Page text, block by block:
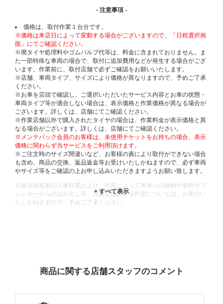
- 注意事項 -
価格は、取付作業１台分です。
※価格は来店日によって変動する場合がございますので、「日程選択画
面」にてご確認ください。
※廃タイヤ処理料やゴムバルブ代等は、料金に含まれておりません。ま
た一部特殊な車両の場合で、取付に追加費用などが発生する場合がござ
います。作業前に、取付店舗で必ずご確認をお願いいたします。
※店舗、車両タイプ、サイズにより価格が異なりますので、予めご了承
ください。
※お車を店頭で確認し、ご選択いただいたサービス内容とお車の状態・
車両タイプ等が適合しない場合は、表示価格と作業価格が異なる場合が
ございます。詳しくは、店舗にてご確認ください。
※作業店舗以外で購入されたタイヤの場合は、作業料金が表示価格と異
なる場合がございます。詳しくは、店舗にてご確認ください。
※メンテパック会員のお客様は、未使用チケットをお持ちの場合、表示
価格に関わらず当サービスをご利用頂けます。
※ご注文時のサイズ間違いなど、お客様の責により取付ができない場合
も含め、商品の交換、返品返金等お受けいたしかねますので、必ず車両
やサイズ等をご確認の上お申し込みいただきますようお願い致します。
※違法改造車の入庫作業および、作業によって車体への接触や車枠やフ
ェンダーからのはみ出し等、法規を逸脱する作業については、お受けい
たしかねますので、予めご了承ください。
商品に関する店舗スタッフのコメント